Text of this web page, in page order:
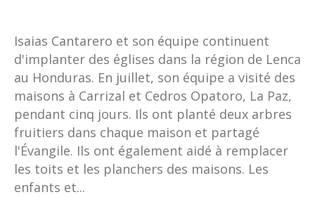
Isaias Cantarero et son équipe continuent
d'implanter des églises dans la région de Lenca
au Honduras. En juillet, son équipe a visité des
maisons à Carrizal et Cedros Opatoro, La Paz,
pendant cinq jours. Ils ont planté deux arbres
fruitiers dans chaque maison et partagé
l'Évangile. Ils ont également aidé à remplacer
les toits et les planchers des maisons. Les
enfants et...